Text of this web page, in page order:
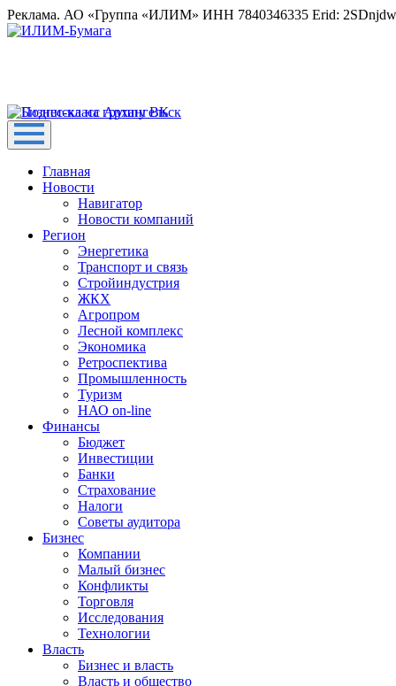
Реклама. АО «Группа «ИЛИМ» ИНН 7840346335 Erid:
Главная
Новости
Навигатор
Новости компаний
Регион
Энергетика
Транспорт и связь
Стройиндустрия
ЖКХ
Агропром
Лесной комплекс
Экономика
Ретроспектива
Промышленность
Туризм
НАО on-line
Финансы
Бюджет
Инвестиции
Банки
Страхование
Налоги
Советы аудитора
Бизнес
Компании
Малый бизнес
Конфликты
Торговля
Исследования
Технологии
Власть
Бизнес и власть
Власть и общество